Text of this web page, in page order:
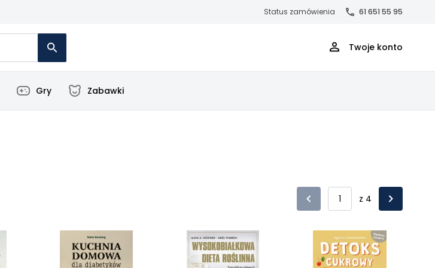
Status zamówienia 61 651 55 95
Twoje konto
Gry Zabawki
z 4